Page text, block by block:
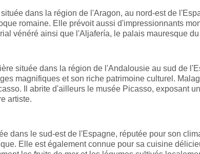
dans la région de l'Aragon, au nord-est de
romaine. Elle prévoit aussi d'impressionnants
vénéré ainsi que l'Aljafería, le palais mauresque
située dans la région de l'Andalousie au sud de
magnifiques et son riche patrimoine culturel.
Il abrite d'ailleurs le musée Picasso, exposant
artiste.
dans le sud-est de l'Espagne, réputée pour son
Elle est également connue pour sa cuisine